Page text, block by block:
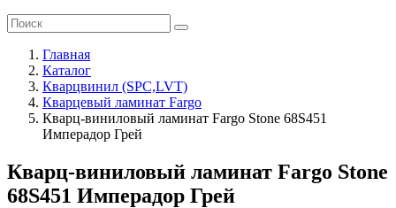
Главная
Каталог
Кварцвинил (SPC,LVT)
Кварцевый ламинат Fargo
Кварц-виниловый ламинат Fargo Stone 68S451
Имперадор Грей
Кварц-виниловый ламинат Fargo Stone
68S451 Имперадор Грей